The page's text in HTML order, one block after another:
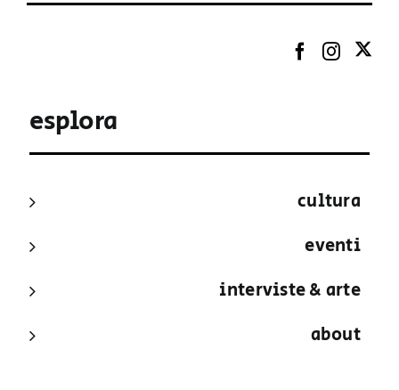
esplora
cultura
eventi
interviste & arte
about